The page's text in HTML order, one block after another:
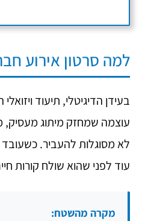
למה סרטון אירוע
בעידן הדיגיטלי, תיעוד
עוצמה שמחזק מיתוג מעסיק,
לא מסוגלות להעביר. כשעובד
עוד לפני שהוא שולח קורות
מקרה מהשטח: